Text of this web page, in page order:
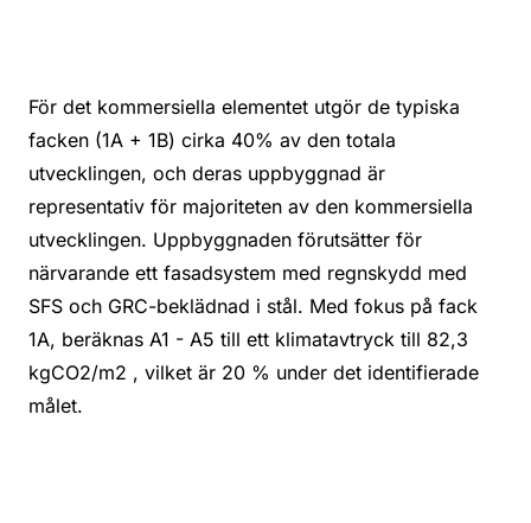
För det kommersiella elementet utgör de typiska
facken (1A + 1B) cirka 40% av den totala
utvecklingen, och deras uppbyggnad är
representativ för majoriteten av den kommersiella
utvecklingen. Uppbyggnaden förutsätter för
närvarande ett fasadsystem med regnskydd med
SFS och GRC-beklädnad i stål. Med fokus på fack
1A, beräknas A1 - A5 till ett klimatavtryck till 82,3
kgCO2/m2 , vilket är 20 % under det identifierade
målet.